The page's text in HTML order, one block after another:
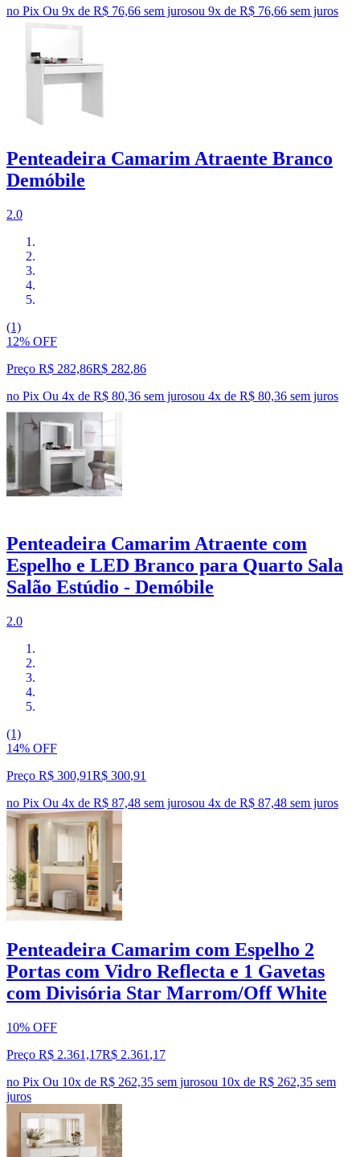
no Pix Ou 9x de R$ 76,66 sem jurosou 9x de R$ 76,66 sem juros
Penteadeira Camarim Atraente Branco
Demóbile
2.0
(1)
12% OFF
Preço R$ 282,86R$ 282,86
no Pix Ou 4x de R$ 80,36 sem jurosou 4x de R$ 80,36 sem juros
Penteadeira Camarim Atraente com
Espelho e LED Branco para Quarto Sala
Salão Estúdio - Demóbile
2.0
(1)
14% OFF
Preço R$ 300,91R$ 300,91
no Pix Ou 4x de R$ 87,48 sem jurosou 4x de R$ 87,48 sem juros
Penteadeira Camarim com Espelho 2
Portas com Vidro Reflecta e 1 Gavetas
com Divisória Star Marrom/Off White
10% OFF
Preço R$ 2.361,17R$ 2.361 ,17
no Pix Ou 10x de R$ 262,35 sem jurosou 10x de R$ 262,35 sem
juros